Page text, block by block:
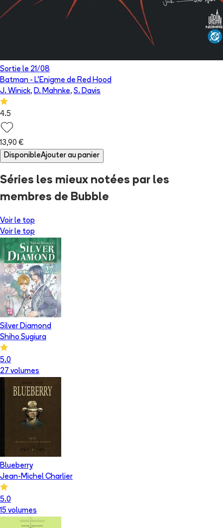
Sortie le 21/08
Batman - L'Enigme de Red Hood
J. Winick, D. Mahnke, S. Davis
4.5
13,90 €
DisponibleAjouter au panier
Séries les mieux notées par les
membres de Bubble
Voir le top
Voir le top
Silver Diamond
Shiho Sugiura
5.0
27 volumes
Blueberry
Jean-Michel Charlier
5.0
15 volumes